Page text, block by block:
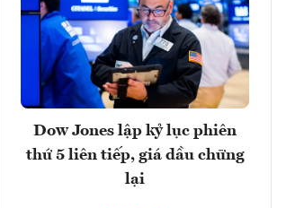
Dow Jones lập kỷ lục phiên
thứ 5 liên tiếp, giá dầu chững
lại